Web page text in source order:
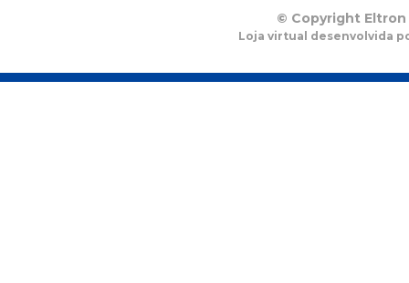
© Copyright Eltron
Loja virtual desenvolvida